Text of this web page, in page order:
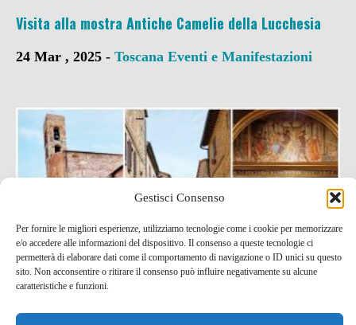
Gestisci Consenso
Per fornire le migliori esperienze, utilizziamo tecnologie come i cookie per memorizzare
e/o accedere alle informazioni del dispositivo. Il consenso a queste tecnologie ci
permetterà di elaborare dati come il comportamento di navigazione o ID unici su questo
sito. Non acconsentire o ritirare il consenso può influire negativamente su alcune
caratteristiche e funzioni.
Visita alla mostra Antiche Camelie della Lucchesia
24 Mar , 2025 - Toscana Eventi e Manifestazioni